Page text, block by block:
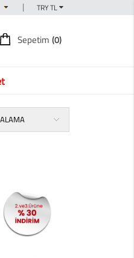
|
Sepetim (0)